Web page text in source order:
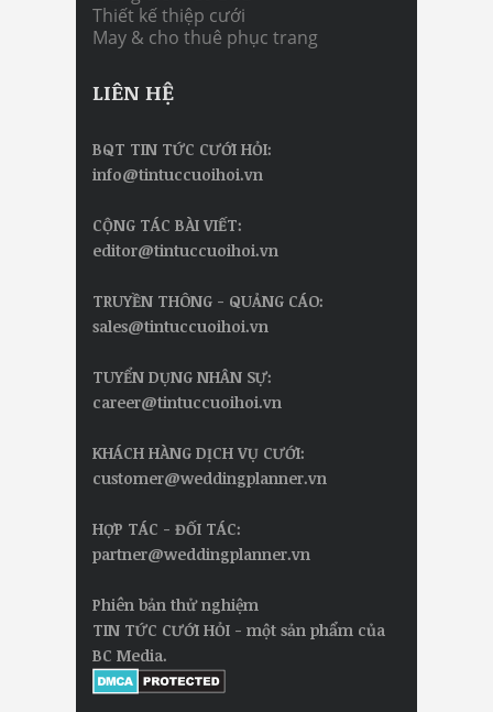
Thiết kế thiệp cưới
May & cho thuê phục trang
LIÊN HỆ
BQT TIN TỨC CƯỚI HỎI:
info@tintuccuoihoi.vn
CỘNG TÁC BÀI VIẾT:
editor@tintuccuoihoi.vn
TRUYỀN THÔNG - QUẢNG CÁO:
sales@tintuccuoihoi.vn
TUYỂN DỤNG NHÂN SỰ:
career@tintuccuoihoi.vn
KHÁCH HÀNG DỊCH VỤ CƯỚI:
customer@weddingplanner.vn
HỢP TÁC - ĐỐI TÁC:
partner@weddingplanner.vn
Phiên bản thử nghiệm
TIN TỨC CƯỚI HỎI - một sản phẩm của
BC Media.